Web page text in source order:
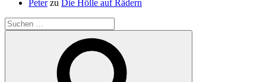
Peterzu Die Hölle auf Rädern
Suche
nach: